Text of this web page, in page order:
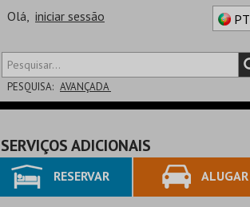
Olá, iniciar sessão PT
PESQUISA: AVANÇADA
SALA
SERVIÇOS ADICIONAIS
RESERVAR ALUGAR